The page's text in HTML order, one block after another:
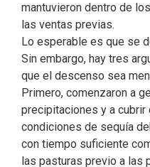
mantuvieron dentro de
las ventas previas.
Lo esperable es que se
Sin embargo, hay tres
que el descenso sea
Primero, comenzaron a
precipitaciones y a
condiciones de sequía
con tiempo suficiente
las pasturas previo a las